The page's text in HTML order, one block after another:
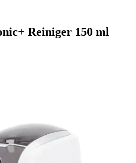
Reiniger 150 ml